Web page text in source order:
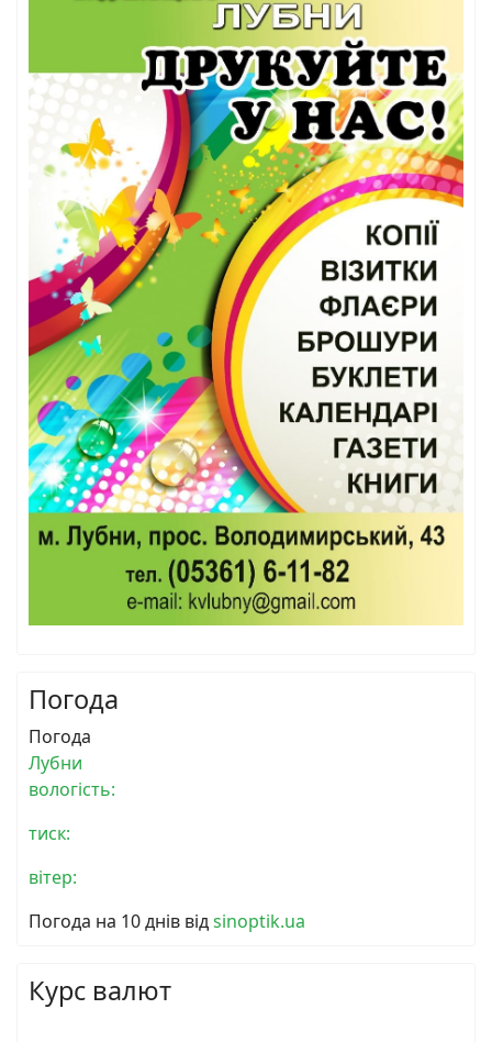
Погода
Погода
Лубни
вологість:
тиск:
вітер:
Погода на 10 днів відsinoptik.ua
Курс валют